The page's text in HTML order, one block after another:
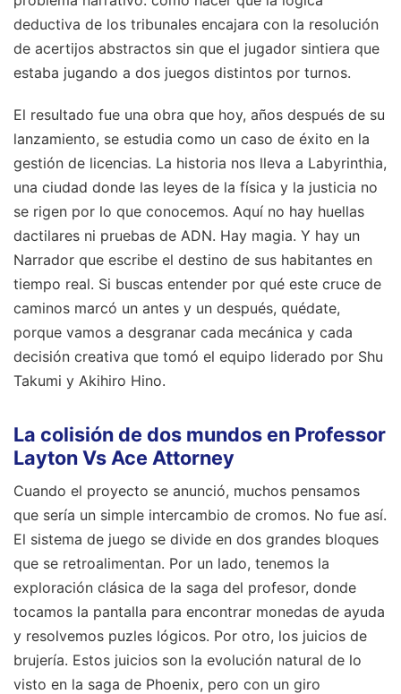
deductiva de los tribunales encajara con la resolución
de acertijos abstractos sin que el jugador sintiera que
estaba jugando a dos juegos distintos por turnos.
El resultado fue una obra que hoy, años después de su
lanzamiento, se estudia como un caso de éxito en la
gestión de licencias. La historia nos lleva a Labyrinthia,
una ciudad donde las leyes de la física y la justicia no
se rigen por lo que conocemos. Aquí no hay huellas
dactilares ni pruebas de ADN. Hay magia. Y hay un
Narrador que escribe el destino de sus habitantes en
tiempo real. Si buscas entender por qué este cruce de
caminos marcó un antes y un después, quédate,
porque vamos a desgranar cada mecánica y cada
decisión creativa que tomó el equipo liderado por Shu
Takumi y Akihiro Hino.
La colisión de dos mundos en Professor
Layton Vs Ace Attorney
Cuando el proyecto se anunció, muchos pensamos
que sería un simple intercambio de cromos. No fue así.
El sistema de juego se divide en dos grandes bloques
que se retroalimentan. Por un lado, tenemos la
exploración clásica de la saga del profesor, donde
tocamos la pantalla para encontrar monedas de ayuda
y resolvemos puzles lógicos. Por otro, los juicios de
brujería. Estos juicios son la evolución natural de lo
visto en la saga de Phoenix, pero con un giro